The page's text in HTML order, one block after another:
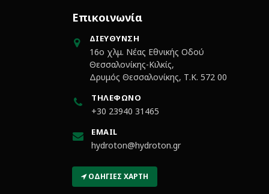
Επικοινωνία
ΔΙΕΎΘΥΝΣΗ
16ο χλμ. Νέας Εθνικής Οδού
Θεσσαλονίκης-Κιλκίς,
Δρυμός Θεσσαλονίκης, Τ.Κ. 572 00
ΤΗΛΈΦΩΝΟ
+30 23940 31465
EMAIL
hydroton@hydroton.gr
ΟΔΗΓΊΕΣ ΧΆΡΤΗ